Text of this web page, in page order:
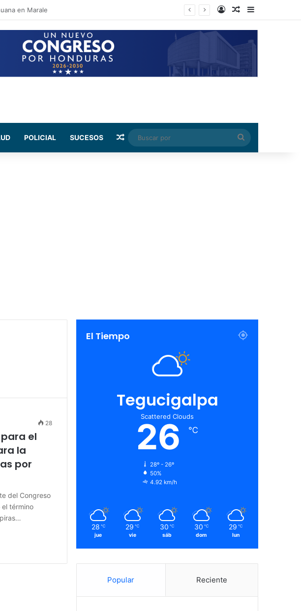
la seguridad en la capital Log InRandom Article
POLICIAL SUCESOS Random Article
Buscar
por
28
el
la
por
del Congreso
el término
El Tiempo
Tegucigalpa
Scattered Clouds
26 ℃
28º - 26º
50%
4.92 km/h
28 ℃
jue
29 ℃
vie
30 ℃
sáb
30 ℃
dom
29 ℃
lun
Popular Reciente